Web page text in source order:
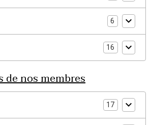
6
16
de nos membres
17